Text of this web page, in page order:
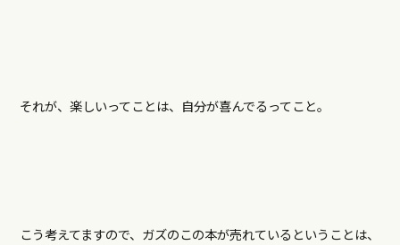
それが、楽しいってことは、自分が喜んでるってこと。
こう考えてますので、 ガズのこの本が売れているということは、